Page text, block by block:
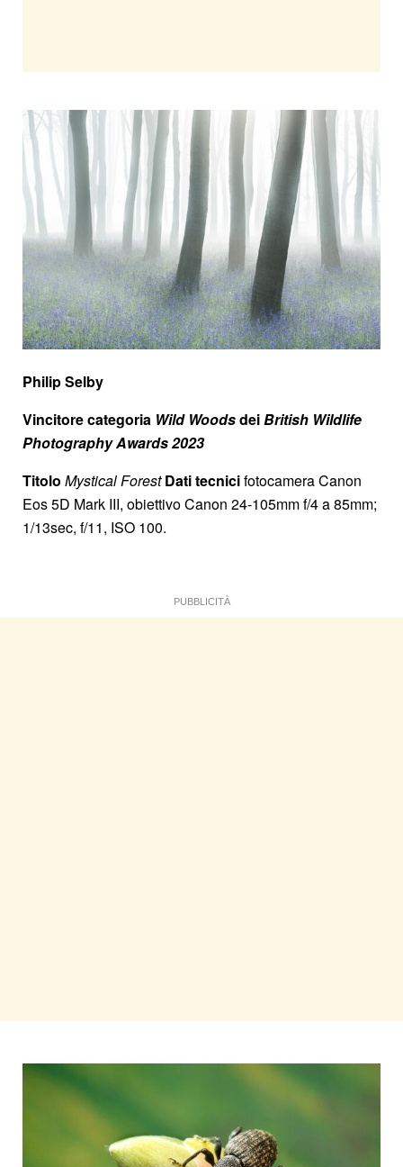
Philip Selby
Vincitore categoria Wild Woodsdei British Wildlife
Photography Awards 2023
Titolo Mystical ForestDati tecnicifotocamera Canon
Eos 5D Mark III, obiettivo Canon 24-105mm f/4 a 85mm;
1/13sec, f/11, ISO 100.
PUBBLICITÀ